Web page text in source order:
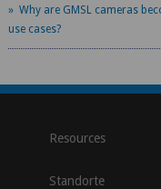
» Why are GMSL cameras
use cases?
Resources
Standorte